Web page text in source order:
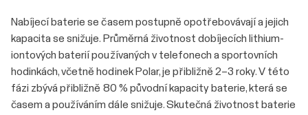
Nabíjecí baterie se časem postupně opotřebovávají a jejich
kapacita se snižuje. Průměrná životnost dobíjecích lithium-
iontových baterií používaných v telefonech a sportovních
hodinkách, včetně hodinek Polar, je přibližně 2–3 roky. V této
fázi zbývá přibližně 80 % původní kapacity baterie, která se
časem a používáním dále snižuje. Skutečná životnost baterie